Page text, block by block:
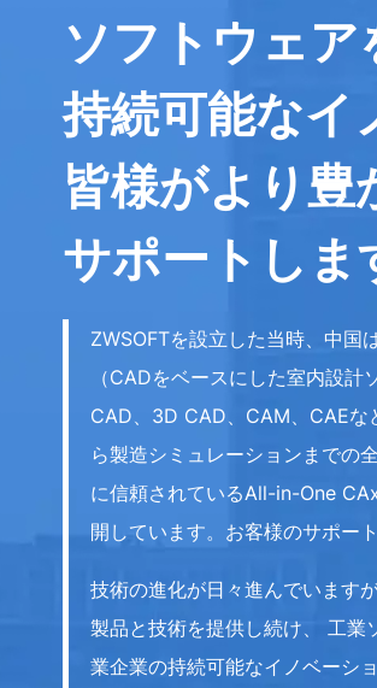
ソフトウェア
持続可能なイ
皆様がより豊
サポートしま
ZWSOFTを設立した当時、中国
（CADをベースにした室内設
CAD、3D CAD、CAM、CAEな
ら製造シミュレーションまでの
に信頼されているAll-in-One
開しています。お客様のサポー
技術の進化が日々進んでいます
製品と技術を提供し続け、 工業
業企業の持続可能なイノベーシ